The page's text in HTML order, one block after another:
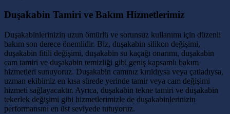
Duşakabin Tamiri ve Bakım Hizmetlerimiz
Duşakabinlerinizin uzun ömürlü ve sorunsuz kullanımı için düzenli
bakım son derece önemlidir. Biz, duşakabin silikon değişimi,
duşakabin fitili değişimi, duşakabin su kaçağı onarımı, duşakabin
cam tamiri ve duşakabin temizliği gibi geniş kapsamlı bakım
hizmetleri sunuyoruz. Duşakabin camınız kırıldıysa veya çatladıysa,
uzman ekibimiz en kısa sürede yerinde tamir veya cam değişimi
hizmeti sağlayacaktır. Ayrıca, duşakabin tekne tamiri ve duşakabin
tekerlek değişimi gibi hizmetlerimizle de duşakabinlerinizin
performansını en üst seviyede tutuyoruz.